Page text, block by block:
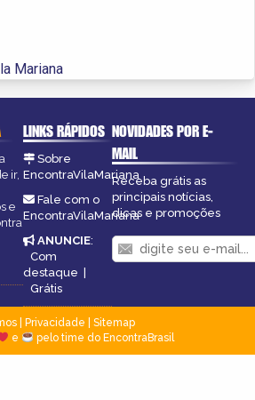
Mariana
ir,
e
LINKS RÁPIDOS
Sobre
EncontraVilaMariana
Fale com o
EncontraVilaMariana
ANUNCIE:
Com
destaque |
Grátis
NOVIDADES POR E-
MAIL
Receba grátis as
principais notícias,
dicas e promoções
| Privacidade
Sitemap
e pelo time do EncontraBrasil